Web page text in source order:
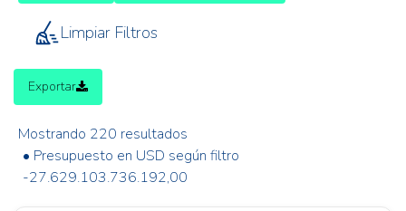
Limpiar Filtros
Exportar
Mostrando 220 resultados
• Presupuesto en USD según filtro
-27.629.103.736.192,00